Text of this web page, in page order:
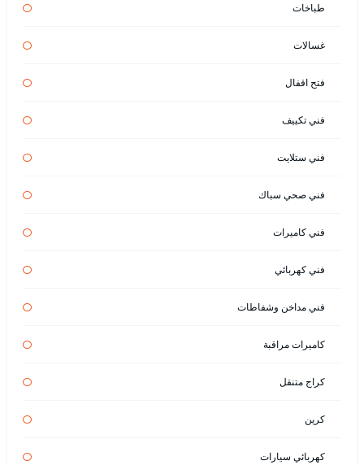
طباخات
غسالات
فتح اقفال
فني تكييف
فني ستلايت
فني صحي سباك
فني كاميرات
فني كهربائي
فني مداخن وشفاطات
كاميرات مراقبة
كراج متنقل
كرين
كهربائي سيارات